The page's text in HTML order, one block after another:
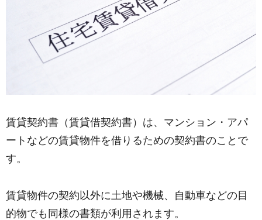
賃貸契約書（賃貸借契約書）は、マンション・アパ
ートなどの賃貸物件を借りるための契約書のことで
す。
賃貸物件の契約以外に土地や機械、自動車などの目
的物でも同様の書類が利用されます。